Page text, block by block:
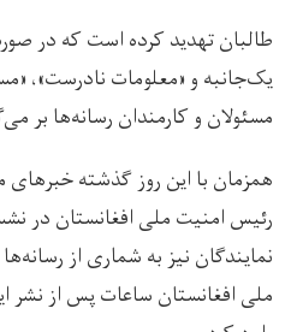
طالبان تهدید کرده است که در
یک‌جانبه و «معلومات نادرست»،
مسئولان و کارمندان رسانه‌ها بر
همزمان با این روز گذشته
رئیس امنیت ملی افغانستان در
نمایندگان نیز به شماری از
ملی افغانستان ساعات پس از نشر